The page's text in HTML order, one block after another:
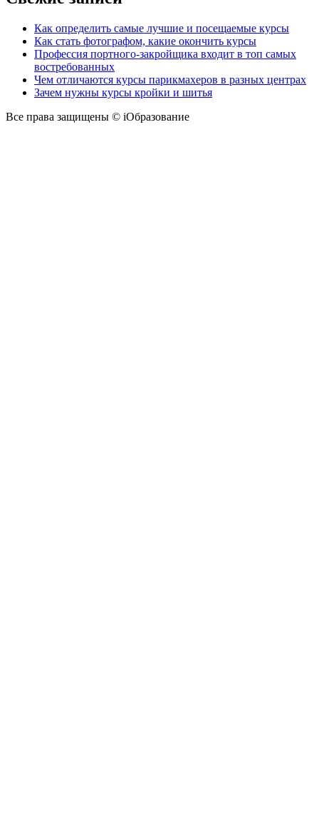
Как определить самые лучшие и посещаемые курсы
Как стать фотографом, какие окончить курсы
Профессия портного-закройщика входит в топ самых
востребованных
Чем отличаются курсы парикмахеров в разных центрах
Зачем нужны курсы кройки и шитья
Все права защищены © iОбразование